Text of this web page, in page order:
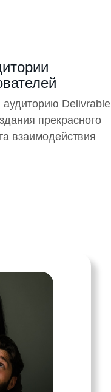
Delivrable
прекрасного
взаимодействия